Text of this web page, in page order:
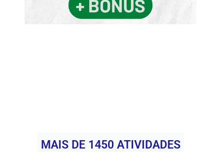
MAIS DE 1450 ATIVIDADES